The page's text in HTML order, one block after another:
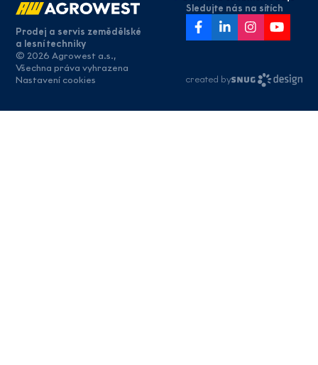
Prodej a servis zemědělské
a lesní techniky
© 2026 Agrowest a.s.,
Všechna práva vyhrazena
Nastavení cookies
Sledujte nás na sítích
created by